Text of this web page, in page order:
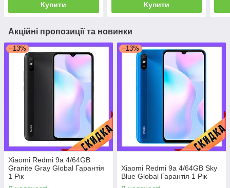
Купити Купити
Акційні пропозиції та новинки
–13%
Xiaomi Redmi 9a 4/64GB
Granite Gray Global Гарантія
1 Рік
–13%
Xiaomi Redmi 9a 4/64GB Sky
Blue Global Гарантія 1 Рік